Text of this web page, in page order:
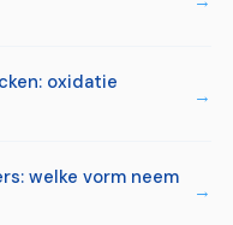
oxidatie
welke vorm neem